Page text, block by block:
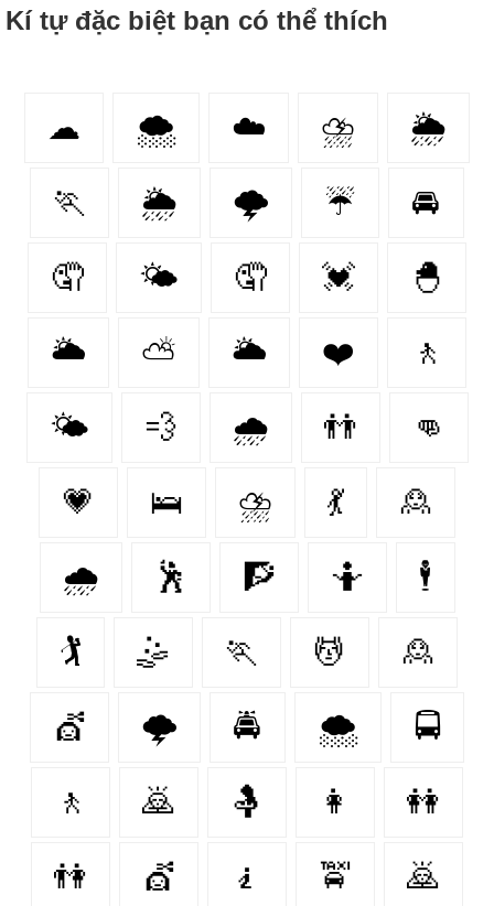
Kí tự đặc biệt bạn có thể thích
☁ 🌨 ☁️ ⛈ 🌦️
🏃 🌦 🌩 ☔ 🚘
🤦‍ 🌤 🤦 💓 🐣
🌥 ⛅ 🌥️ ❤️‍ 🚶
🌤️ 💨 🌧️ 👬 👊
💗 🛌 ⛈️ 💃 🙎‍
🌧 🕺 🧗 🤷 🕴
🏌 🤹 🏃‍ 💆 🙎
💇‍ 🌩️ 🚔 🌨️ 🚍
🚶‍ 🙇 🤱 👩‍ 👭
👫 💇 🧎 🚖 🙇‍